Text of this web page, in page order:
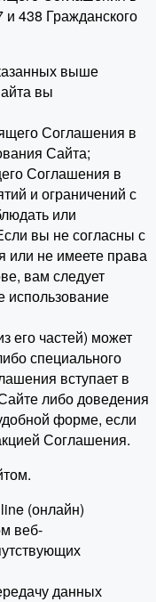
и 438 Гражданского
выше
вы
Соглашения в
Сайта;
Соглашения в
и ограничений с
или
вы не согласны с
или не имеете права
вам следует
использование
его частей) может
специального
вступает в
либо доведения
форме, если
Соглашения.
(онлайн)
веб-
данных